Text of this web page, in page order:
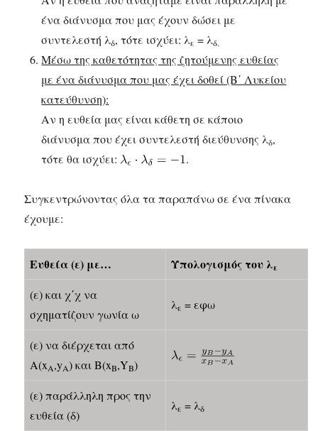
ένα διάνυσμα που μας έχουν δώσει με
συντελεστή λδ, τότε ισχύει: λε = λδ.
Μέσω της καθετότητας της ζητούμενης ευθείας
με ένα διάνυσμα που μας έχει δοθεί (Β΄ Λυκείου
κατεύθυνση):
Αν η ευθεία μας είναι κάθετη σε κάποιο
διάνυσμα που έχει συντελεστή διεύθυνσης λδ,
τότε θα ισχύει:
.
Συγκεντρώνοντας όλα τα παραπάνω σε ένα πίνακα
έχουμε:
Eυθεία (ε) με… Υπολογισμός του λε
(ε) και χ΄χ να
σχηματίζουν γωνία ω
λε = εφω
(ε) να διέρχεται από
Α(xA,yA) και Β(xB,YB)
(ε) παράλληλη προς την
ευθεία (δ)
λε = λδ